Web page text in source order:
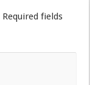
Required fields